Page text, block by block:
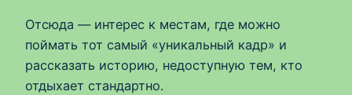
Отсюда — интерес к местам, где можно
поймать тот самый «уникальный кадр» и
рассказать историю, недоступную тем, кто
отдыхает стандартно.